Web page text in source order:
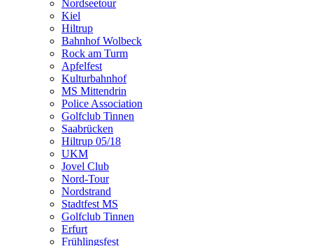
Nordseetour
Kiel
Hiltrup
Bahnhof Wolbeck
Rock am Turm
Apfelfest
Kulturbahnhof
MS Mittendrin
Police Association
Golfclub Tinnen
Saabrücken
Hiltrup 05/18
UKM
Jovel Club
Nord-Tour
Nordstrand
Stadtfest MS
Golfclub Tinnen
Erfurt
Frühlingsfest